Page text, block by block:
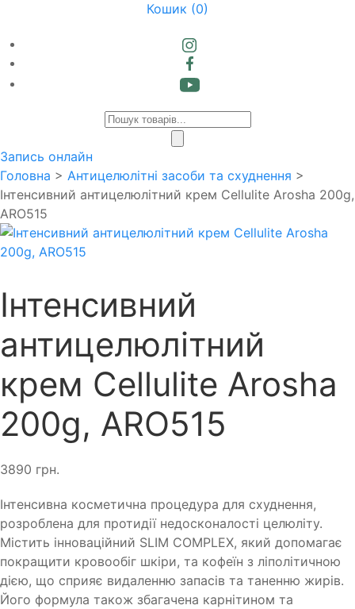
Кошик (0)
Products
Запись онлайн
Головна > Антицелюлітні засоби та схуднення >
Інтенсивний антицелюлітний крем Cellulite Arosha 200g,
ARO515
Інтенсивний
антицелюлітний
крем Cellulite Arosha
200g, ARO515
3890 грн.
Інтенсивна косметична процедура для схуднення,
розроблена для протидії недосконалості целюліту.
Містить інноваційний SLIM COMPLEX, який допомагає
покращити кровообіг шкіри, та кофеїн з ліполітичною
дією, що сприяє видаленню запасів та таненню жирів.
Його формула також збагачена карнітином та